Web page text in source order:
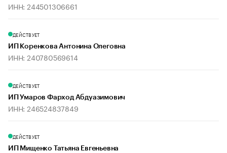
ИНН: 244501306661
ДЕЙСТВУЕТ
ИП Коренкова Антонина Олеговна
ИНН: 240780569614
ДЕЙСТВУЕТ
ИП Умаров Фарход Абдуазимович
ИНН: 246524837849
ДЕЙСТВУЕТ
ИП Мищенко Татьяна Евгеньевна